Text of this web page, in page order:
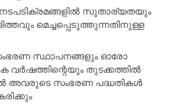
സുതാര്യതയും
മെച്ചപ്പെടുത്തുന്നതിനുള്ള
സ്ഥാപനങ്ങളും ഓരോ
വർഷത്തിന്റെയും തുടക്കത്തിൽ
അവരുടെ സംഭരണ പദ്ധതികൾ